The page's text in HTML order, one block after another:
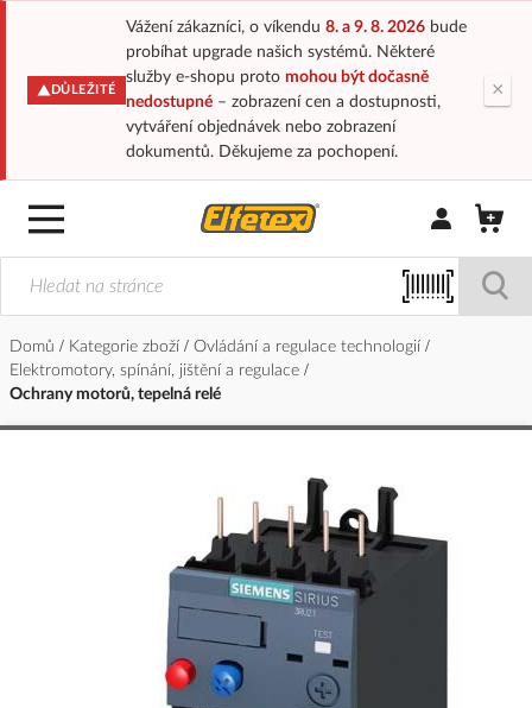
DŮLEŽITÉ
Vážení zákazníci, o víkendu 8. a 9. 8. 2026bude
probíhat upgrade našich systémů. Některé
služby e-shopu proto mohou být dočasně
nedostupné– zobrazení cen a dostupnosti,
vytváření objednávek nebo zobrazení
dokumentů. Děkujeme za pochopení.
×
Přihlásit/
Domů Kategorie zboží
Ovládání a regulace technologií
Elektromotory, spínání, jištění a regulace
Ochrany motorů, tepelná relé